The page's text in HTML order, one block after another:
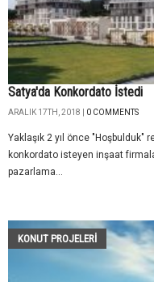
Satya'da Konkordato İstedi
ARALIK 17TH, 2018 | 0 COMMENTS
Yaklaşık 2 yıl önce "Hoşbulduk"
konkordato isteyen inşaat
pazarlama...
KONUT PROJELERI